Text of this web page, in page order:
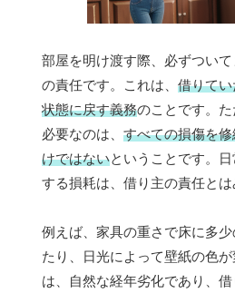
部屋を明け渡す際、必ずつい
の責任です。これは、 借りて
状態に戻す義務のことです。
必要なのは、 すべての損傷を
けではないということです。
する損耗は、借り主の責任とは
例えば、家具の重さで床に多
たり、日光によって壁紙の色
は、自然な経年劣化であり、